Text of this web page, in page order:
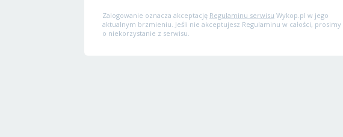
Zalogowanie oznacza akceptację Regulaminu serwisu Wykop.pl w jego
aktualnym brzmieniu. Jeśli nie akceptujesz Regulaminu w całości, prosimy
o niekorzystanie z serwisu.